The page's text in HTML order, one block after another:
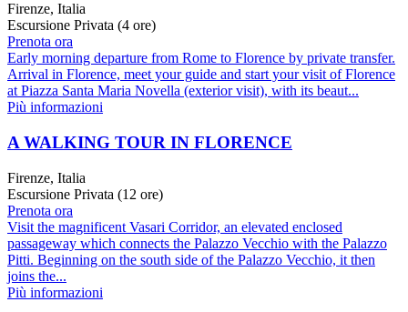
Firenze, Italia
Escursione Privata (4 ore)
Prenota ora
Early morning departure from Rome to Florence by private transfer.
Arrival in Florence, meet your guide and start your visit of Florence
at Piazza Santa Maria Novella (exterior visit), with its beaut...
Più informazioni
A WALKING TOUR IN FLORENCE
Firenze, Italia
Escursione Privata (12 ore)
Prenota ora
Visit the magnificent Vasari Corridor, an elevated enclosed
passageway which connects the Palazzo Vecchio with the Palazzo
Pitti. Beginning on the south side of the Palazzo Vecchio, it then
joins the...
Più informazioni